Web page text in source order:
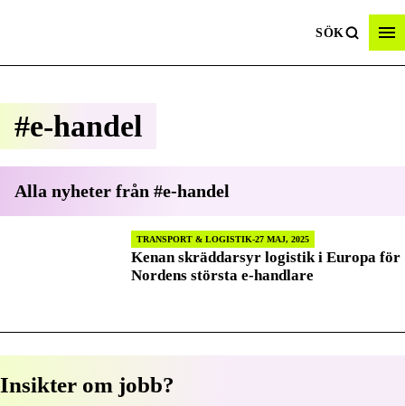
SÖK
#e-handel
Alla nyheter från #e-handel
TRANSPORT & LOGISTIK 27 MAJ, 2025
Kenan skräddarsyr logistik i Europa för
Nordens största e-handlare
Insikter om jobb?